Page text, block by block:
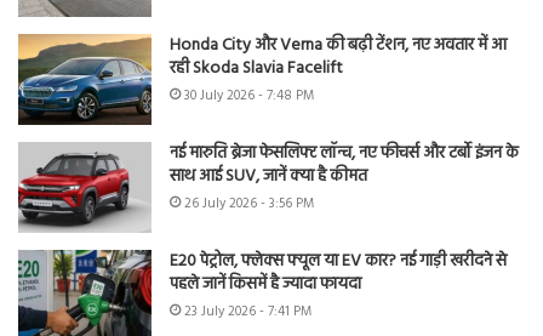
Honda City और Verna की बढ़ी टेंशन, नए अवतार में आ
रही Skoda Slavia Facelift
30 July 2026 - 7:48 PM
नई मारुति ब्रेजा फेसलिफ्ट लॉन्च, नए फीचर्स और टर्बो इंजन के
साथ आई SUV, जानें क्या है कीमत
26 July 2026 - 3:56 PM
E20 पेट्रोल, फ्लेक्स फ्यूल या EV कार? नई गाड़ी खरीदने से
पहले जानें किसमें है ज्यादा फायदा
23 July 2026 - 7:41 PM